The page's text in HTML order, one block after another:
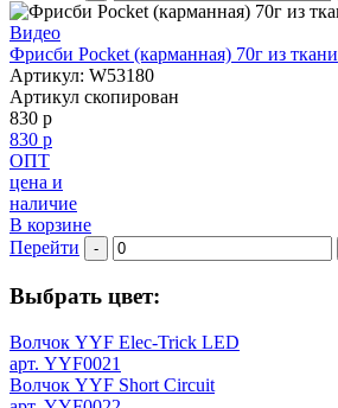
Видео
Фрисби Pocket (карманная) 70г из ткани
Артикул: W53180
Артикул скопирован
830 р
830 р
ОПТ
цена и
наличие
В корзине
Перейти
-
Выбрать цвет:
Волчок YYF Elec-Trick LED
арт. YYF0021
Волчок YYF Short Circuit